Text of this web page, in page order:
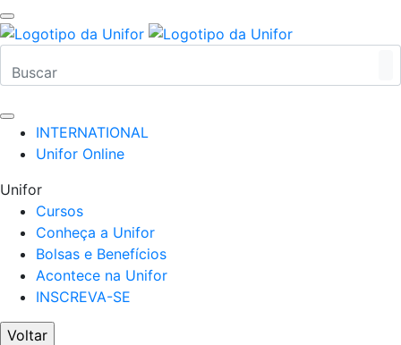
INTERNATIONAL
Unifor Online
Unifor
Cursos
Conheça a Unifor
Bolsas e Benefícios
Acontece na Unifor
INSCREVA-SE
Voltar